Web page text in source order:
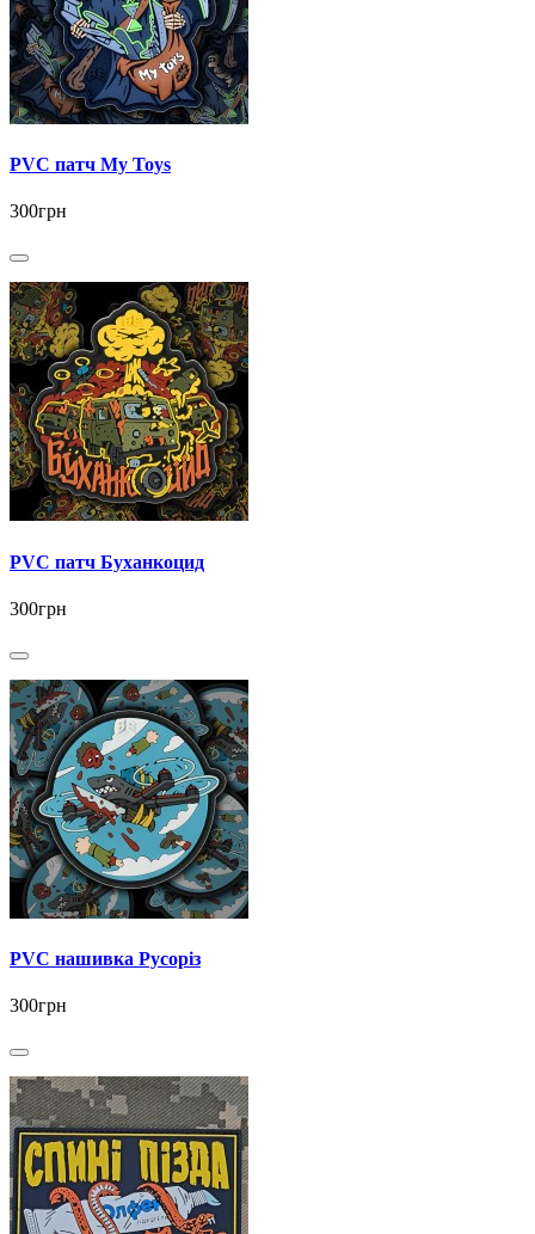
PVC патч My Toys
300грн
PVC патч Буханкоцид
300грн
PVC нашивка Русоріз
300грн